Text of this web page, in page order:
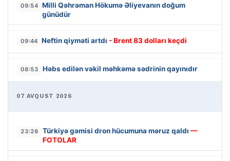
09:54 Milli Qəhrəman Hökumə Əliyevanın doğum
günüdür
09:44 Neftin qiyməti artdı - Brent 83 dolları keçdi
08:53 Həbs edilən vəkil məhkəmə sədrinin qayınıdır
07 AVQUST 2026
23:26 Türkiyə gəmisi dron hücumuna məruz qaldı —
FOTOLAR